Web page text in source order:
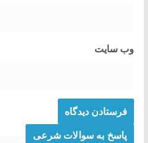
وب‌ سایت
پاسخ به سوالات شرعی